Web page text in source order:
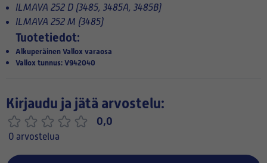
ILMAVA 252 D (3485, 3485A, 3485B)
ILMAVA 252 M (3485)
Tuotetiedot:
Alkuperäinen Vallox varaosa
Vallox tunnus: V942040
Kirjaudu ja jätä arvostelu:
0,0
0 arvostelua